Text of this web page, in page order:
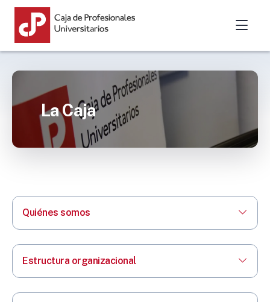
La Caja
Quiénes somos
Estructura organizacional